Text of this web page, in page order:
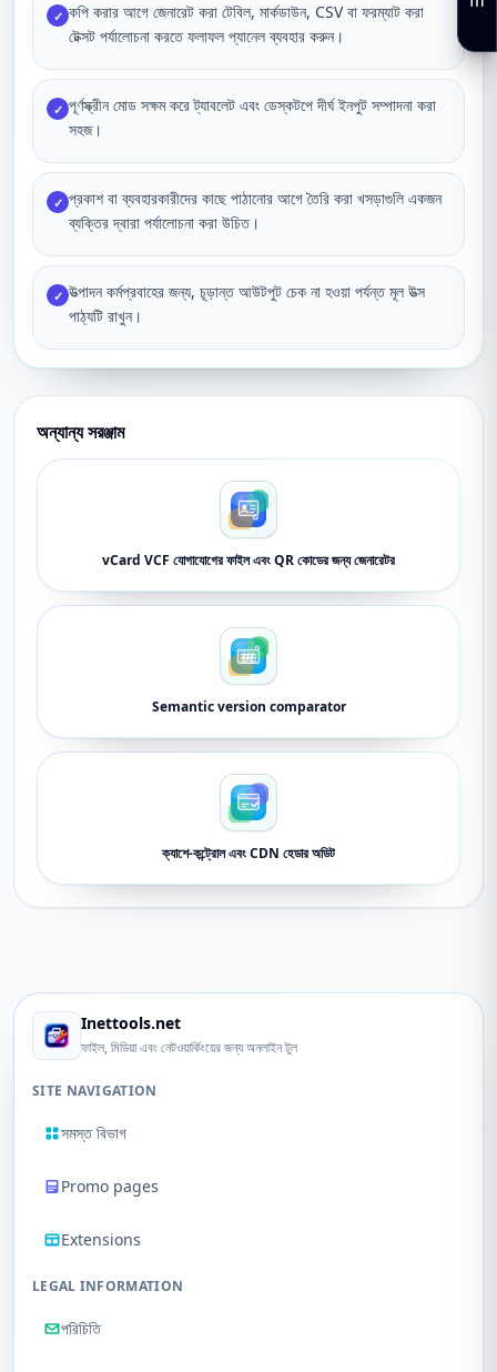
✓ কপি করার আগে জেনারেট করা টেবিল, মার্কডাউন, CSV বা ফরম্যাট করা
টেক্সট পর্যালোচনা করতে ফলাফল প্যানেল ব্যবহার করুন।
✓ পূর্ণস্ক্রীন মোড সক্ষম করে ট্যাবলেট এবং ডেস্কটপে দীর্ঘ ইনপুট সম্পাদনা করা
সহজ।
✓ প্রকাশ বা ব্যবহারকারীদের কাছে পাঠানোর আগে তৈরি করা খসড়াগুলি একজন
ব্যক্তির দ্বারা পর্যালোচনা করা উচিত।
✓ উত্পাদন কর্মপ্রবাহের জন্য, চূড়ান্ত আউটপুট চেক না হওয়া পর্যন্ত মূল উত্স
পাঠ্যটি রাখুন।
অন্যান্য সরঞ্জাম
vCard VCF যোগাযোগের ফাইল এবং QR কোডের জন্য জেনারেটর
Semantic version comparator
ক্যাশে-কন্ট্রোল এবং CDN হেডার অডিট
Inettools.net
ফাইল, মিডিয়া এবং নেটওয়ার্কিংয়ের জন্য অনলাইন টুল
SITE NAVIGATION
সমস্ত বিভাগ
Promo pages
Extensions
LEGAL INFORMATION
পরিচিতি